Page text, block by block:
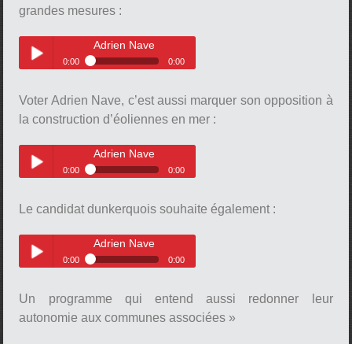
pause
grandes mesures :
Play /
pause
Adrien Nave
0:00 0:00
Voter Adrien Nave, c’est aussi marquer son opposition à
la construction d’éoliennes en mer :
Play /
pause
Adrien Nave
0:00 0:00
Le candidat dunkerquois souhaite également :
Play /
Adrien Nave
0:00 0:00
Un programme qui entend aussi redonner leur
autonomie aux communes associées »